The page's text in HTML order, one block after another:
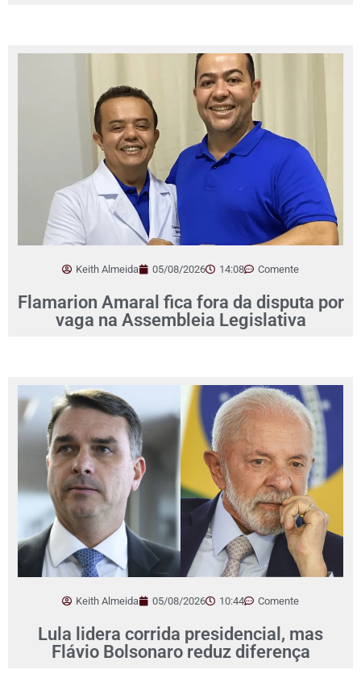
Keith Almeida 05/08/2026 14:08 Comente
Flamarion Amaral fica fora da disputa por
vaga na Assembleia Legislativa
Keith Almeida 05/08/2026 10:44 Comente
Lula lidera corrida presidencial, mas
Flávio Bolsonaro reduz diferença